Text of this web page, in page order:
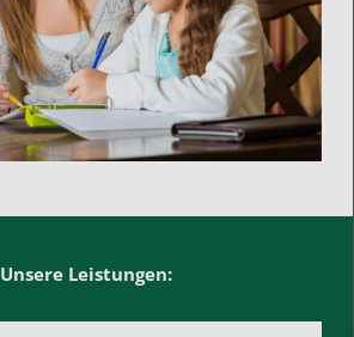
Unsere Leistungen: